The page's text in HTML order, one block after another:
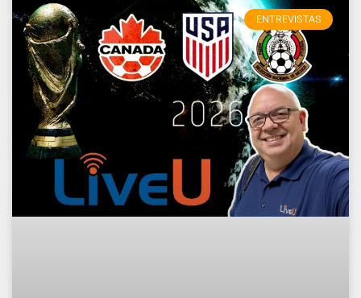
ENTREVISTAS